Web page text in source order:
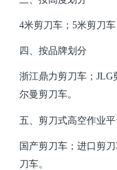
4米剪刀车；5米剪刀
四、按品牌划分
浙江鼎力剪刀车；
尔曼剪刀车。
五、剪刀式高空作业
国产剪刀车；进口剪
刀车。